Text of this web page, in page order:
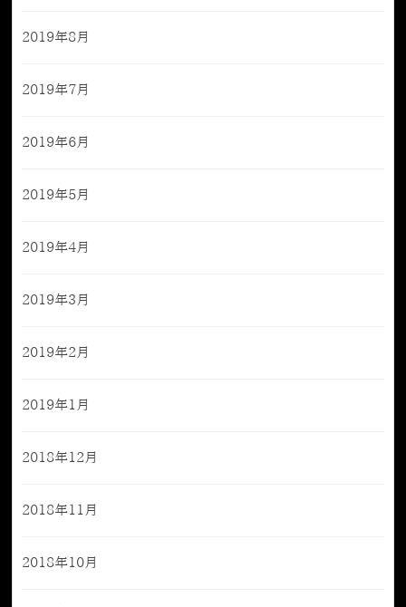
2019年8月
2019年7月
2019年6月
2019年5月
2019年4月
2019年3月
2019年2月
2019年1月
2018年12月
2018年11月
2018年10月